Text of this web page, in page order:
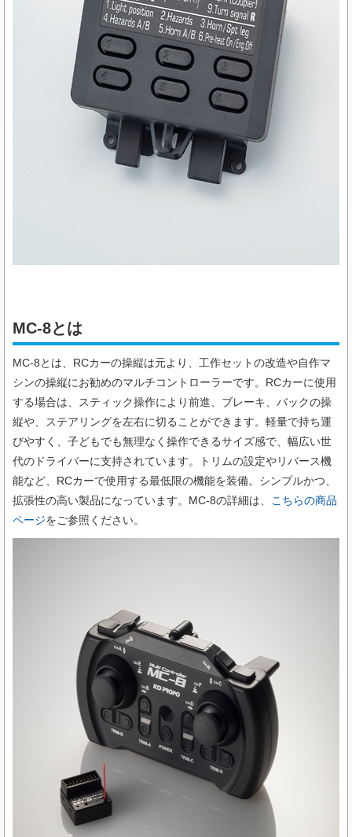
MC-8とは
MC-8とは、RCカーの操縦は元より、工作セットの改造や自作マ
シンの操縦にお勧めのマルチコントローラーです。RCカーに使用
する場合は、スティック操作により前進、ブレーキ、バックの操
縦や、ステアリングを左右に切ることができます。軽量で持ち運
びやすく、子どもでも無理なく操作できるサイズ感で、幅広い世
代のドライバーに支持されています。トリムの設定やリバース機
能など、RCカーで使用する最低限の機能を装備。シンプルかつ、
拡張性の高い製品になっています。MC-8の詳細は、
こちらの商品
ページをご参照ください。